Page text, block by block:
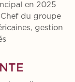
en 2025
du groupe
gestion